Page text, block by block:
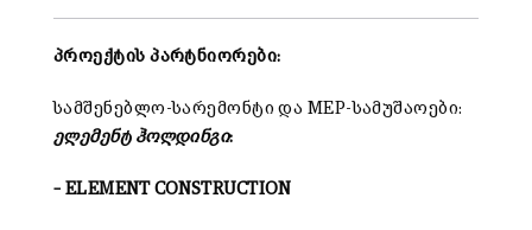
პროექტის პარტნიორები:
სამშენებლო-სარემონტი და MEP-სამუშაოები:
ელემენტ ჰოლდინგი:
– ELEMENT CONSTRUCTION